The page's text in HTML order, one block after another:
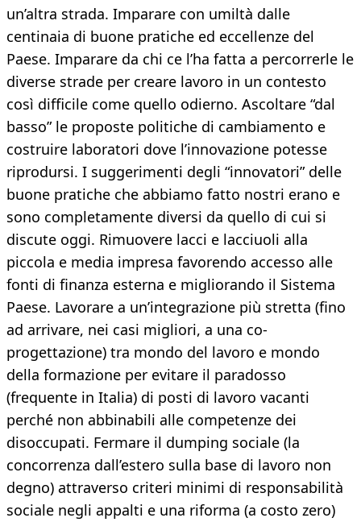
un’altra strada. Imparare con umiltà dalle
centinaia di buone pratiche ed eccellenze del
Paese. Imparare da chi ce l’ha fatta a percorrerle le
diverse strade per creare lavoro in un contesto
così difficile come quello odierno. Ascoltare “dal
basso” le proposte politiche di cambiamento e
costruire laboratori dove l’innovazione potesse
riprodursi. I suggerimenti degli “innovatori” delle
buone pratiche che abbiamo fatto nostri erano e
sono completamente diversi da quello di cui si
discute oggi. Rimuovere lacci e lacciuoli alla
piccola e media impresa favorendo accesso alle
fonti di finanza esterna e migliorando il Sistema
Paese. Lavorare a un’integrazione più stretta (fino
ad arrivare, nei casi migliori, a una co-
progettazione) tra mondo del lavoro e mondo
della formazione per evitare il paradosso
(frequente in Italia) di posti di lavoro vacanti
perché non abbinabili alle competenze dei
disoccupati. Fermare il dumping sociale (la
concorrenza dall’estero sulla base di lavoro non
degno) attraverso criteri minimi di responsabilità
sociale negli appalti e una riforma (a costo zero)